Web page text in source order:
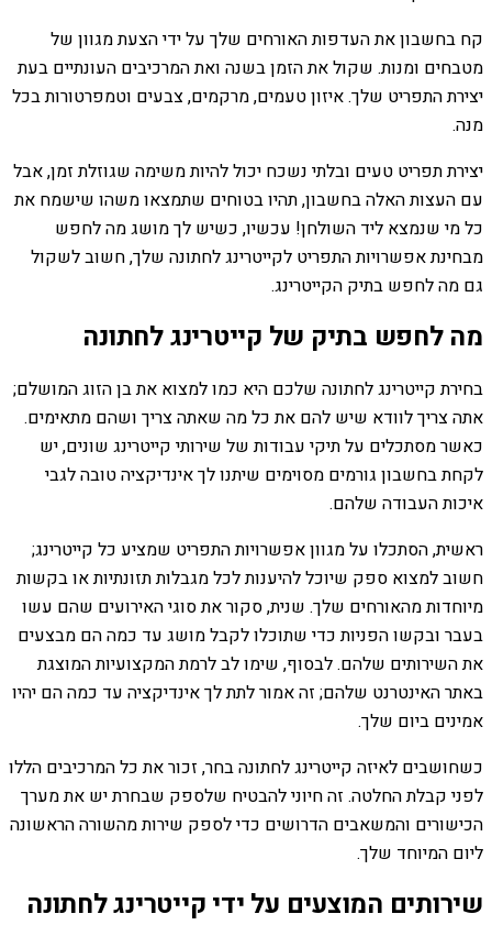
קח בחשבון את העדפות האורחים שלך על ידי הצעת מגוון של
מטבחים ומנות. שקול את הזמן בשנה ואת המרכיבים העונתיים בעת
יצירת התפריט שלך. איזון טעמים, מרקמים, צבעים וטמפרטורות בכל
מנה.
יצירת תפריט טעים ובלתי נשכח יכול להיות משימה שגוזלת זמן, אבל
עם העצות האלה בחשבון, תהיו בטוחים שתמצאו משהו שישמח את
כל מי שנמצא ליד השולחן! עכשיו, כשיש לך מושג מה לחפש
מבחינת אפשרויות התפריט לקייטרינג לחתונה שלך, חשוב לשקול
גם מה לחפש בתיק הקייטרינג.
מה לחפש בתיק של קייטרינג לחתונה
בחירת קייטרינג לחתונה שלכם היא כמו למצוא את בן הזוג המושלם;
אתה צריך לוודא שיש להם את כל מה שאתה צריך ושהם מתאימים.
כאשר מסתכלים על תיקי עבודות של שירותי קייטרינג שונים, יש
לקחת בחשבון גורמים מסוימים שיתנו לך אינדיקציה טובה לגבי
איכות העבודה שלהם.
ראשית, הסתכלו על מגוון אפשרויות התפריט שמציע כל קייטרינג;
חשוב למצוא ספק שיוכל להיענות לכל מגבלות תזונתיות או בקשות
מיוחדות מהאורחים שלך. שנית, סקור את סוגי האירועים שהם עשו
בעבר ובקשו הפניות כדי שתוכלו לקבל מושג עד כמה הם מבצעים
את השירותים שלהם. לבסוף, שימו לב לרמת המקצועיות המוצגת
באתר האינטרנט שלהם; זה אמור לתת לך אינדיקציה עד כמה הם יהיו
אמינים ביום שלך.
כשחושבים לאיזה קייטרינג לחתונה בחר, זכור את כל המרכיבים הללו
לפני קבלת החלטה. זה חיוני להבטיח שלספק שבחרת יש את מערך
הכישורים והמשאבים הדרושים כדי לספק שירות מהשורה הראשונה
ליום המיוחד שלך.
שירותים המוצעים על ידי קייטרינג לחתונה